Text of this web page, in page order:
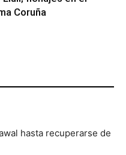
Coruña
hasta recuperarse de